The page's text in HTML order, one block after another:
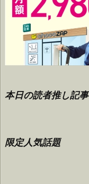
本日の読者推し記事
限定人気話題